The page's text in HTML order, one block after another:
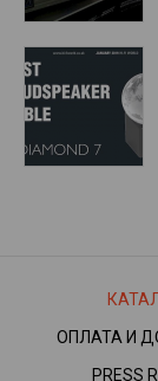
ОПЛАТА И
PRESS